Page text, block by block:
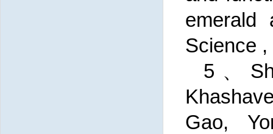
emerald
Science
5、
Gao,